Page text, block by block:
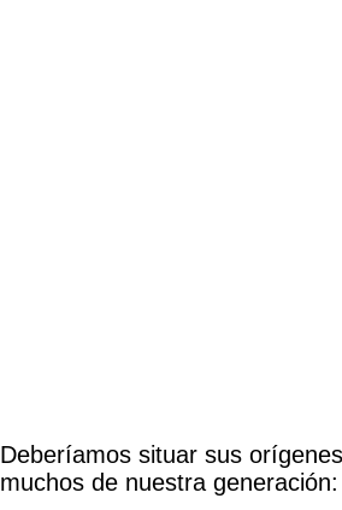
Deberíamos situar sus
muchos de nuestra